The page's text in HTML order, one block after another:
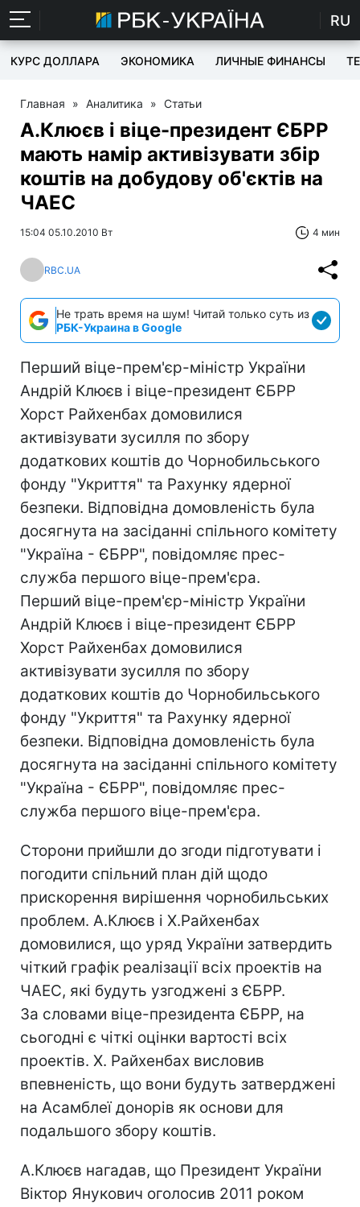
RU
КУРС ДОЛЛАРА ЭКОНОМИКА ЛИЧНЫЕ ФИНАНСЫ
Главная » Аналитика » Статьи
А.Клюєв і віце-президент ЄБРР
мають намір активізувати збір
коштів на добудову об'єктів на
ЧАЕС
15:04 05.10.2010 Вт 4 мин
RBC.UA
Не трать время на шум! Читай только суть из
РБК-Украина в Google
Перший віце-прем'єр-міністр України
Андрій Клюєв і віце-президент ЄБРР
Хорст Райхенбах домовилися
активізувати зусилля по збору
додаткових коштів до Чорнобильського
фонду "Укриття" та Рахунку ядерної
безпеки. Відповідна домовленість була
досягнута на засіданні спільного комітету
"Україна - ЄБРР", повідомляє прес-
служба першого віце-прем'єра.
Перший віце-прем'єр-міністр України
Андрій Клюєв і віце-президент ЄБРР
Хорст Райхенбах домовилися
активізувати зусилля по збору
додаткових коштів до Чорнобильського
фонду "Укриття" та Рахунку ядерної
безпеки. Відповідна домовленість була
досягнута на засіданні спільного комітету
"Україна - ЄБРР", повідомляє прес-
служба першого віце-прем'єра.
Сторони прийшли до згоди підготувати і
погодити спільний план дій щодо
прискорення вирішення чорнобильських
проблем. А.Клюєв і Х.Райхенбах
домовилися, що уряд України затвердить
чіткий графік реалізації всіх проектів на
ЧАЕС, які будуть узгоджені з ЄБРР.
За словами віце-президента ЄБРР, на
сьогодні є чіткі оцінки вартості всіх
проектів. Х. Райхенбах висловив
впевненість, що вони будуть затверджені
на Асамблеї донорів як основи для
подальшого збору коштів.
А.Клюєв нагадав, що Президент України
Віктор Янукович оголосив 2011 роком